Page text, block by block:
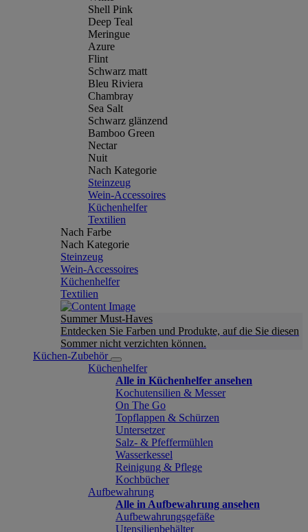
Shell Pink
Deep Teal
Meringue
Azure
Flint
Schwarz matt
Bleu Riviera
Chambray
Sea Salt
Schwarz glänzend
Bamboo Green
Nectar
Nuit
Nach Kategorie
Steinzeug
Wein-Accessoires
Küchenhelfer
Textilien
Nach Farbe
Nach Kategorie
Steinzeug
Wein-Accessoires
Küchenhelfer
Textilien
Summer Must-Haves
Entdecken Sie Farben und Produkte, auf die Sie diesen
Sommer nicht verzichten können.
Küchen-Zubehör
Küchenhelfer
Alle in Küchenhelfer ansehen
Kochutensilien & Messer
On The Go
Topflappen & Schürzen
Untersetzer
Salz- & Pfeffermühlen
Wasserkessel
Reinigung & Pflege
Kochbücher
Aufbewahrung
Alle in Aufbewahrung ansehen
Aufbewahrungsgefäße
Utensilienbehälter